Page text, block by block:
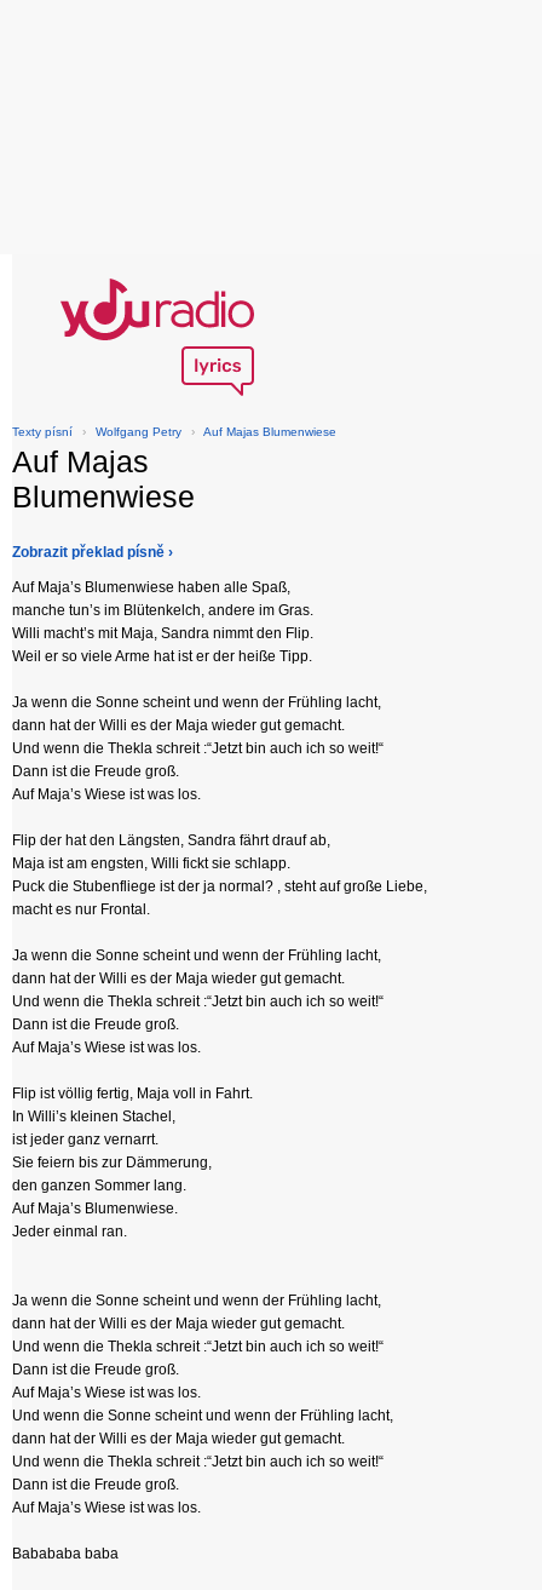
Texty písní › Wolfgang Petry › Auf Majas Blumenwiese
Auf Majas
Blumenwiese
Zobrazit překlad písně ›
Auf Maja’s Blumenwiese haben alle Spaß,
manche tun’s im Blütenkelch, andere im Gras.
Willi macht’s mit Maja, Sandra nimmt den Flip.
Weil er so viele Arme hat ist er der heiße Tipp.
Ja wenn die Sonne scheint und wenn der Frühling lacht,
dann hat der Willi es der Maja wieder gut gemacht.
Und wenn die Thekla schreit :“Jetzt bin auch ich so weit!“
Dann ist die Freude groß.
Auf Maja’s Wiese ist was los.
Flip der hat den Längsten, Sandra fährt drauf ab,
Maja ist am engsten, Willi fickt sie schlapp.
Puck die Stubenfliege ist der ja normal? , steht auf große Liebe,
macht es nur Frontal.
Ja wenn die Sonne scheint und wenn der Frühling lacht,
dann hat der Willi es der Maja wieder gut gemacht.
Und wenn die Thekla schreit :“Jetzt bin auch ich so weit!“
Dann ist die Freude groß.
Auf Maja’s Wiese ist was los.
Flip ist völlig fertig, Maja voll in Fahrt.
In Willi’s kleinen Stachel,
ist jeder ganz vernarrt.
Sie feiern bis zur Dämmerung,
den ganzen Sommer lang.
Auf Maja’s Blumenwiese.
Jeder einmal ran.
Ja wenn die Sonne scheint und wenn der Frühling lacht,
dann hat der Willi es der Maja wieder gut gemacht.
Und wenn die Thekla schreit :“Jetzt bin auch ich so weit!“
Dann ist die Freude groß.
Auf Maja’s Wiese ist was los.
Und wenn die Sonne scheint und wenn der Frühling lacht,
dann hat der Willi es der Maja wieder gut gemacht.
Und wenn die Thekla schreit :“Jetzt bin auch ich so weit!“
Dann ist die Freude groß.
Auf Maja’s Wiese ist was los.
Babababa baba